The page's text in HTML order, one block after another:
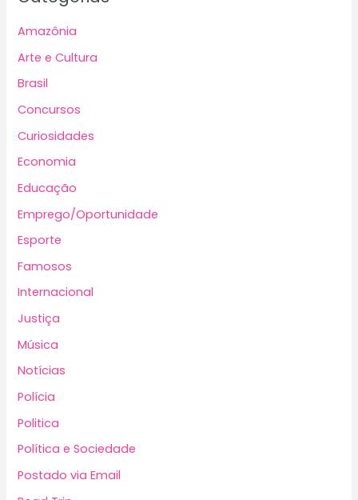
Amazônia
Arte e Cultura
Brasil
Concursos
Curiosidades
Economia
Educação
Emprego/Oportunidade
Esporte
Famosos
Internacional
Justiça
Música
Notícias
Polícia
Politica
Política e Sociedade
Postado via Email